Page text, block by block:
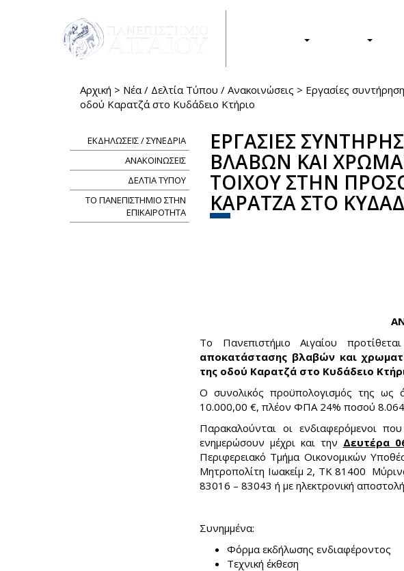
Είστε εδώ
Αρχική > Νέα / Δελτία Τύπου / Ανακοινώσεις > Εργασίες
οδού Καρατζά στο Κυδάδειο Κτήριο
ΕΡΓΑΣΙΕΣ
ΒΛΑΒΩΝ ΚΑΙ
ΤΟΙΧΟΥ ΣΤΗΝ
ΚΑΡΑΤΖΑ ΣΤΟ
Το Πανεπιστήμιο Αιγαίου
αποκατάστασης βλαβών και
της οδού Καρατζά στο Κυδάδειο
Ο συνολικός προϋπολογισμός της ως
10.000,00 €, πλέον ΦΠΑ 24% ποσού
Παρακαλούνται οι ενδιαφερόμενοι
ενημερώσουν μέχρι και την Δευτέρα
Περιφερειακό Τμήμα Οικονομικών
Μητροπολίτη Ιωακείμ 2, ΤΚ 81400
83016 – 83043 ή με ηλεκτρονική
Συνημμένα:
Φόρμα εκδήλωσης ενδιαφέροντος
Τεχνική έκθεση
ΕΚΔΗΛΩΣΕΙΣ / ΣΥΝΕΔΡΙΑ
ΑΝΑΚΟΙΝΩΣΕΙΣ
ΔΕΛΤΙΑ ΤΥΠΟΥ
ΤΟ ΠΑΝΕΠΙΣΤΗΜΙΟ ΣΤΗΝ
ΕΠΙΚΑΙΡΟΤΗΤΑ